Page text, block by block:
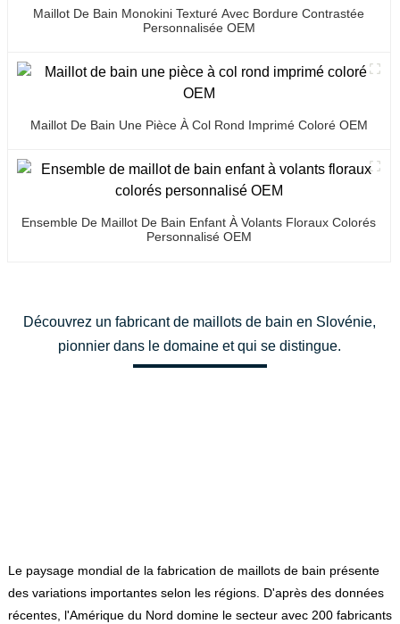
Maillot De Bain Monokini Texturé Avec Bordure Contrastée
Personnalisée OEM
Maillot De Bain Une Pièce À Col Rond Imprimé Coloré OEM
Ensemble De Maillot De Bain Enfant À Volants Floraux Colorés
Personnalisé OEM
Découvrez un fabricant de maillots de bain en Slovénie,
pionnier dans le domaine et qui se distingue.
Le paysage mondial de la fabrication de maillots de bain présente
des variations importantes selon les régions. D'après des données
récentes, l'Amérique du Nord domine le secteur avec 200 fabricants